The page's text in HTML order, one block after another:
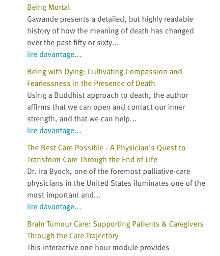
Being Mortal
Gawande presents a detailed, but highly readable
history of how the meaning of death has changed
over the past fifty or sixty...
lire davantage...
Being with Dying: Cultivating Compassion and
Fearlessness in the Presence of Death
Using a Buddhist approach to death, the author
affirms that we can open and contact our inner
strength, and that we can help...
lire davantage...
The Best Care Possible - A Physician's Quest to
Transform Care Through the End of Life
Dr. Ira Byock, one of the foremost palliative-care
physicians in the United States iluminates one of the
most important and...
lire davantage...
Brain Tumour Care: Supporting Patients & Caregivers
Through the Care Trajectory
This interactive one hour module provides